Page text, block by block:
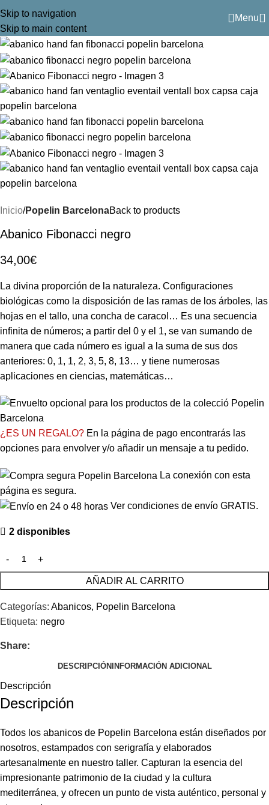
Skip to navigation
Skip to main content
Menu
Inicio Popelin BarcelonaBack to products
Abanico Fibonacci negro
34,00€
La divina proporción de la naturaleza. Configuraciones
biológicas como la disposición de las ramas de los árboles, las
hojas en el tallo, una concha de caracol… Es una secuencia
infinita de números; a partir del 0 y el 1, se van sumando de
manera que cada número es igual a la suma de sus dos
anteriores: 0, 1, 1, 2, 3, 5, 8, 13… y tiene numerosas
aplicaciones en ciencias, matemáticas…
¿ES UN REGALO? En la página de pago encontrarás las
opciones para envolver y/o añadir un mensaje a tu pedido.
La conexión con esta
página es segura.
Ver condiciones de envío GRATIS.
2 disponibles
AÑADIR AL CARRITO
Categorías: Abanicos, Popelin Barcelona
Etiqueta: negro
Share:
DESCRIPCIÓNINFORMACIÓN ADICIONAL
Descripción
Descripción
Todos los abanicos de Popelin Barcelona están diseñados por
nosotros, estampados con serigrafía y elaborados
artesanalmente en nuestro taller. Capturan la esencia del
impresionante patrimonio de la ciudad y la cultura
mediterránea, y ofrecen un punto de vista auténtico, personal y